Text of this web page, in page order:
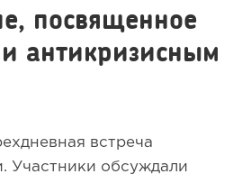
посвященное
антикризисным
встреча
Участники обсуждали